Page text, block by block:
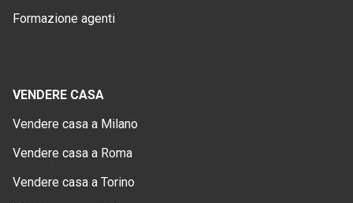
Formazione agenti
VENDERE CASA
Vendere casa a Milano
Vendere casa a Roma
Vendere casa a Torino